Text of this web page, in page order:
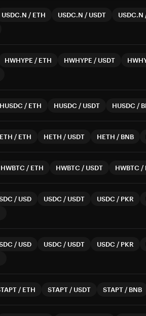
USDC.N / ETH USDC.N / USDT USDC.N
HWHYPE / ETH HWHYPE / USDT
HUSDC / ETH HUSDC / USDT HUSDC /
/ ETH HETH / USDT HETH / BNB
HWBTC / ETH HWBTC / USDT HWBTC /
/ USD USDC / USDT USDC / PKR
/ USD USDC / USDT USDC / PKR
/ ETH STAPT / USDT STAPT / BNB